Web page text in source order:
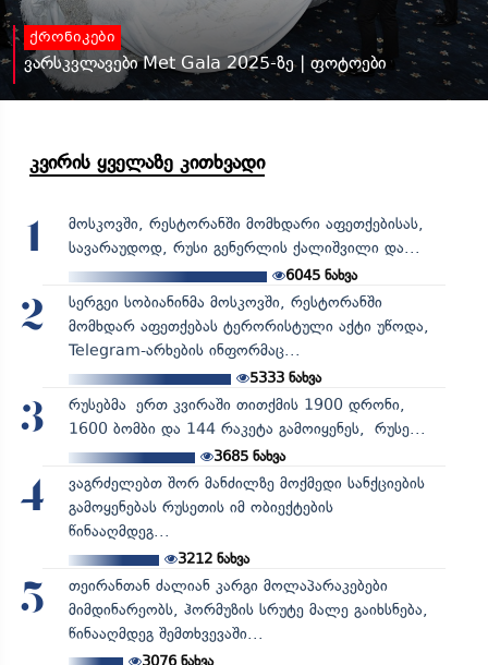
ქრონიკები
ვარსკვლავები Met Gala 2025-ზე | ფოტოები
კვირის ყველაზე კითხვადი
1
მოსკოვში, რესტორანში მომხდარი აფეთქებისას,
სავარაუდოდ, რუსი გენერლის ქალიშვილი და...
6045 ნახვა
2
სერგეი სობიანინმა მოსკოვში, რესტორანში
მომხდარ აფეთქებას ტერორისტული აქტი უწოდა,
Telegram-არხების ინფორმაც...
5333ნახვა
3
რუსებმა ერთ კვირაში თითქმის 1900 დრონი,
1600 ბომბი და 144 რაკეტა გამოიყენეს, რუსე...
3685ნახვა
4
ვაგრძელებთ შორ მანძილზე მოქმედი სანქციების
გამოყენებას რუსეთის იმ ობიექტების
წინააღმდეგ...
3212ნახვა
5
თეირანთან ძალიან კარგი მოლაპარაკებები
მიმდინარეობს, ჰორმუზის სრუტე მალე გაიხსნება,
წინააღმდეგ შემთხვევაში...
3076ნახვა